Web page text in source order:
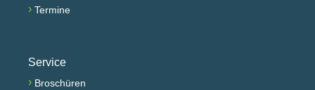
› Termine
Service
› Broschüren